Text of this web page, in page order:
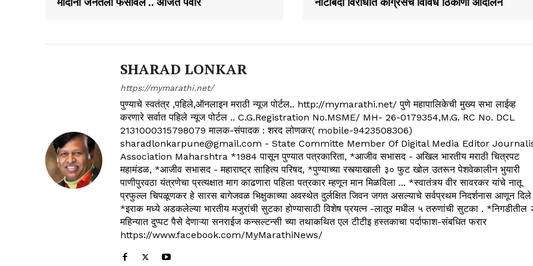
SHARAD LONKAR
https://mymarathi.net/
पुण्याचे स्वतंत्र ,पहिले,ऑनलाइन मराठी न्यूज पोर्टल.. http://mymarathi.net/ पुणे महापालिकेची मुख्य सभा लाईव्ह
करणारे सर्वात पहिले न्यूज पोर्टल .. C.G.Registration No.MSME/ MH- 26-0179354,M.G. RC No. DCL
2131000315798079 मालक-संपादक : शरद लोणकर( mobile-9423508306)
sharadlonkarpune@gmail.com - State Committe Member Of Digital Media Editor
Association Maharshtra *1984 पासून पुण्यात पत्रकारिता, *आजीव सभासद - अखिल भारतीय मराठी चित्रपट
महामंडळ, *आजीव सभासद - महाराष्ट्र साहित्य परिषद, *पुण्याच्या रस्त्याखाली ३० फुट खोल उतरून पेशवेकालीन भुयारी
पाणीपुरवठा यंत्रणेचा प्रत्यक्षात माग काढणारा पहिला पत्रकार म्हणून मान मिळविला ... *स्वातंत्र्य वीर सावरकर यांचे नातू
प्रफुल्ल चिपळूणकर हे सारस बागेजवळ भिक्षुकाच्या अवस्थेत दुर्लक्षित जिवन जगत असल्याचे सर्वप्रथम निदर्शनास आणून दिले
*इराक मध्ये अडकलेल्या भारतीय मजुरांची सुटका होण्यासाठी विशेष प्रयत्न -लातूर मधील ५ तरुणांची सुटका . *निगडीतील
महिन्यात दुप्पट पैसे देणाऱ्या सनराईज कन्सल्टन्सी च्या तथाकथित एल टीटीइ हस्तकाचा पर्दाफाश-संबधित फरार
https://www.facebook.com/MyMarathiNews/